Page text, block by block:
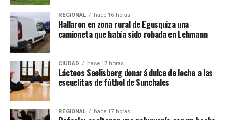
Qué municipios o comunas
Cuál fue el destino de los fondos obtenidos
mediante el cobro de las fotomultas.
Desde la Legislatura aclararon que el objetivo
no es
eliminar los controles de velocidad, sino garantizar que
funcionen dentro del marco legal y con total transparencia.
REGIONAL hace 16 horas
Hallaron en zona rural de Egusquiza una
camioneta que había sido robada en Lehmann
CIUDAD hace 17 horas
Lácteos Seelisberg donará dulce de leche a las
escuelitas de fútbol de Sunchales
REGIONAL hace 17 horas